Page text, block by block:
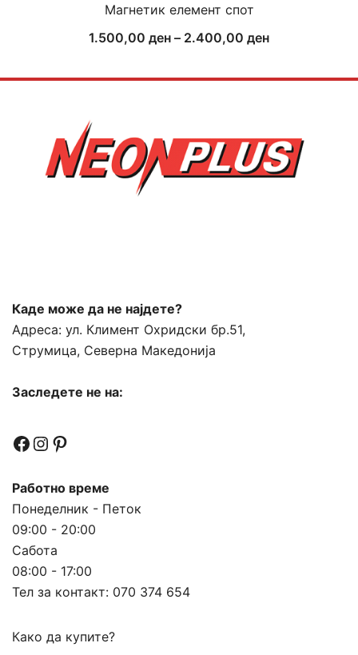
Магнетик елемент спот
1.500,00 ден – 2.400,00 денPrice
1.500,00 ден
Каде може да не најдете?
Адреса: ул. Климент Охридски бр.51,
Струмица, Северна Македонија
Заследете не на:
Facebook
Instagram
Pinterest
Работно време
Понеделник - Петок
09:00 - 20:00
Сабота
08:00 - 17:00
Тел за контакт: 070 374 654
Како да купите?